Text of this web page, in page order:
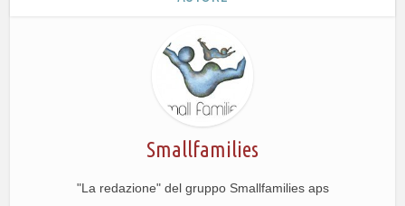
Smallfamilies
"La redazione" del gruppo Smallfamilies aps